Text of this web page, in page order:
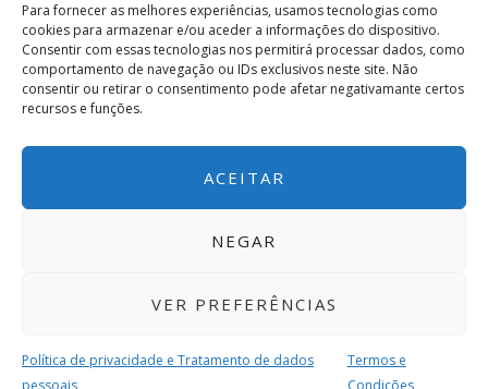
Para fornecer as melhores experiências, usamos tecnologias como
cookies para armazenar e/ou aceder a informações do dispositivo.
Consentir com essas tecnologias nos permitirá processar dados, como
comportamento de navegação ou IDs exclusivos neste site. Não
consentir ou retirar o consentimento pode afetar negativamante certos
recursos e funções.
ACEITAR
NEGAR
VER PREFERÊNCIAS
Política de privacidade e Tratamento de dados
pessoais
Termos e
Condições